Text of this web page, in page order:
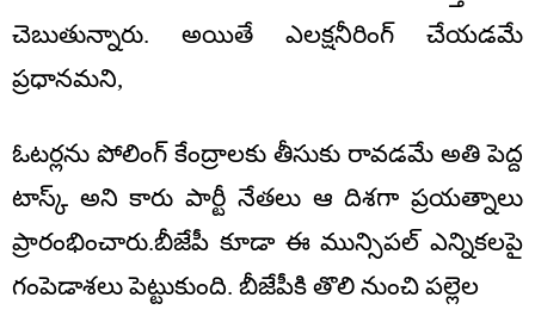
చెబుతున్నారు. అయితే ఎలక్షనీరింగ్ చేయడమే
ప్రధానమని,
ఓటర్లను పోలింగ్ కేంద్రాలకు తీసుకు రావడమే అతి పెద్ద
టాస్క్ అని కారు పార్టీ నేతలు ఆ దిశగా ప్రయత్నాలు
ప్రారంభించారు.బీజేపీ కూడా ఈ మున్సిపల్ ఎన్నికలపై
గంపెడాశలు పెట్టుకుంది. బీజేపీకి తొలి నుంచి పల్లెల